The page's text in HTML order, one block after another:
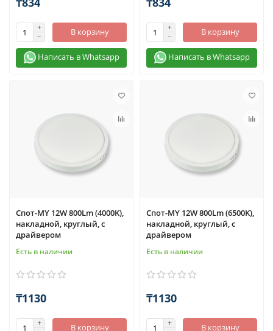
В корзину
Написать в Whatsapp
В корзину
Написать в Whatsapp
Спот-MY 12W 800Lm (4000K),
накладной, круглый, с
драйвером
Есть в наличии
₸1130
В корзину
Спот-MY 12W 800Lm (6500K),
накладной, круглый, с
драйвером
Есть в наличии
₸1130
В корзину